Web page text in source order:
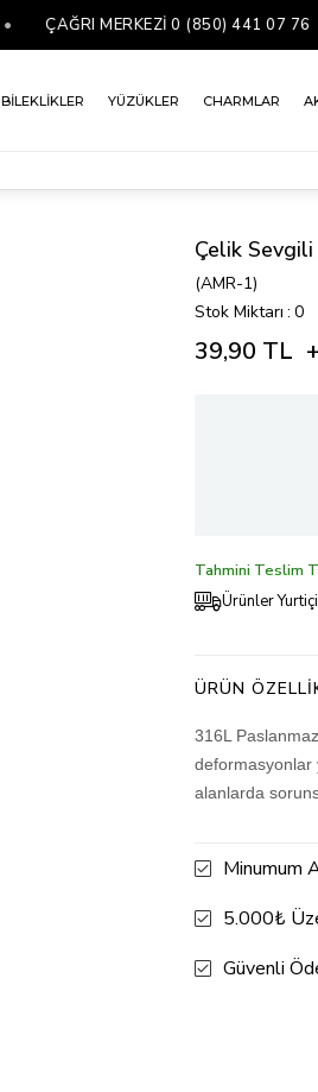
ÇAĞRI MERKEZİ 0 (850) 441 07 76 •
BİLEKLİKLER YÜZÜKLER CHARMLAR
Çelik
(AMR-1)
Stok Miktarı : 0
39,90 TL
Tahmini Teslim
Ürünler
ÜRÜN
316L
deformasyonlar
alanlarda
Minumum
5.000₺
Güvenli